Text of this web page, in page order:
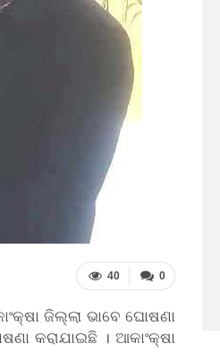
0
40
ଜିଲ୍ଲା ଭାବେ ଘୋଷଣା
କରାଯାଇଛି । ଆକାଂକ୍ଷା